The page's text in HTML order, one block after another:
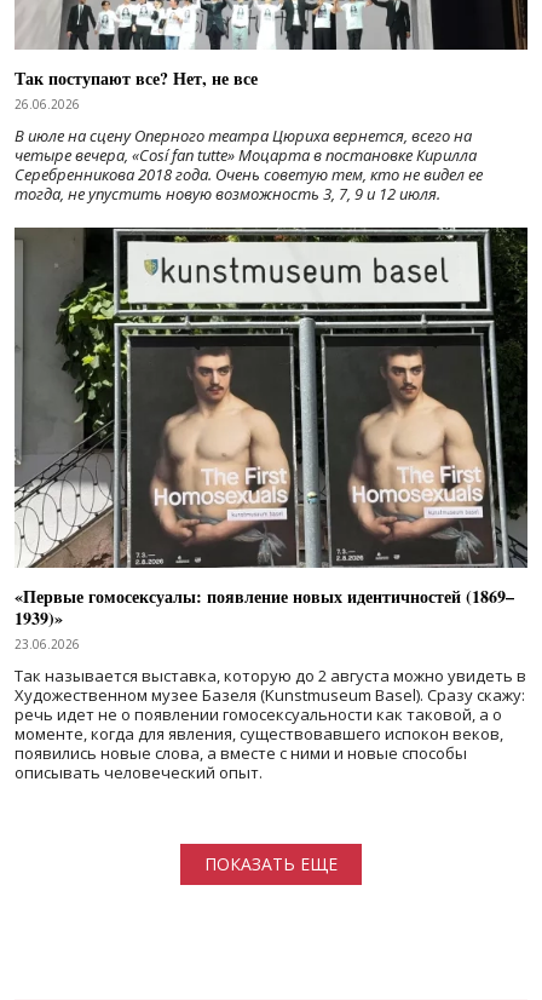
Так поступают все? Нет, не все
26.06.2026
В июле на сцену Оперного театра Цюриха вернется, всего на
четыре вечера, «Cosí fan tutte» Моцарта в постановке Кирилла
Серебренникова 2018 года. Очень советую тем, кто не видел ее
тогда, не упустить новую возможность 3, 7, 9 и 12 июля.
«Первые гомосексуалы: появление новых идентичностей (1869–
1939)»
23.06.2026
Так называется выставка, которую до 2 августа можно увидеть в
Художественном музее Базеля (Kunstmuseum Basel). Сразу скажу:
речь идет не о появлении гомосексуальности как таковой, а о
моменте, когда для явления, существовавшего испокон веков,
появились новые слова, а вместе с ними и новые способы
описывать человеческий опыт.
ПОКАЗАТЬ ЕЩЕ